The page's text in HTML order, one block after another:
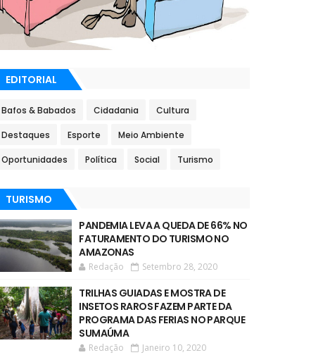
EDITORIAL
Bafos & Babados Cidadania Cultura
Destaques Esporte Meio Ambiente
Oportunidades Política Social Turismo
TURISMO
PANDEMIA LEVA A QUEDA DE 66% NO
FATURAMENTO DO TURISMO NO
AMAZONAS
Redação Setembro 28, 2020
TRILHAS GUIADAS E MOSTRA DE
INSETOS RAROS FAZEM PARTE DA
PROGRAMA DAS FERIAS NO PARQUE
SUMAÚMA
Redação Janeiro 10, 2020